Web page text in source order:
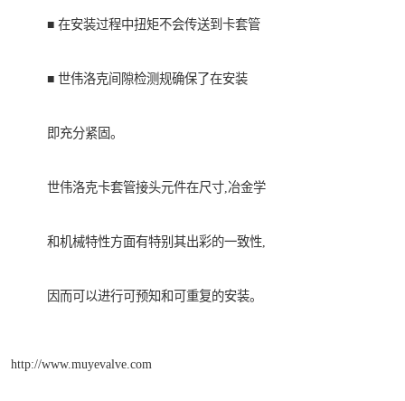
■ 在安装过程中扭矩不会传送到卡套管
■ 世伟洛克间隙检测规确保了在安装
即充分紧固。
世伟洛克卡套管接头元件在尺寸,冶金学
和机械特性方面有特别其出彩的一致性,
因而可以进行可预知和可重复的安装。
http://www.muyevalve.com